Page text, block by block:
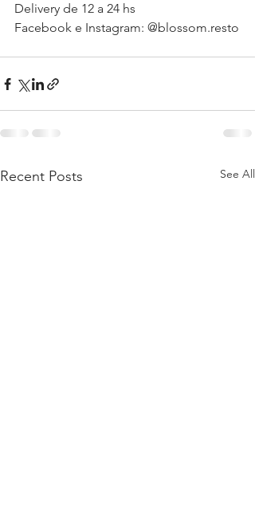
Delivery de 12 a 24 hs
Facebook e Instagram: @blossom.resto
Recent Posts See All